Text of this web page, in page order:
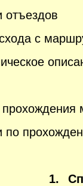
отъездов
с
прохождения
1.